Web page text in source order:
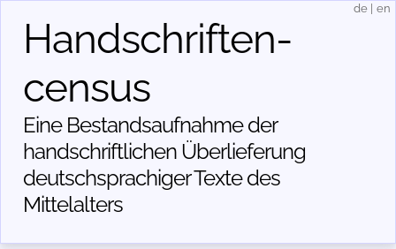
Handschriften­
census
Eine Bestandsaufnahme der
handschriftlichen Über­lieferung
deutschsprachiger Texte des
Mittelalters
de en